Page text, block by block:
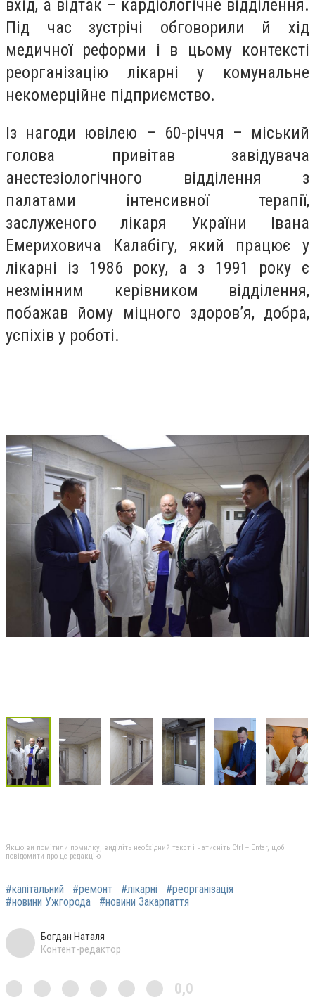
вхід, а відтак – кардіологічне відділення.
Під час зустрічі обговорили й хід
медичної реформи і в цьому контексті
реорганізацію лікарні у комунальне
некомерційне підприємство.
Із нагоди ювілею – 60-річчя – міський
голова привітав завідувача
анестезіологічного відділення з
палатами інтенсивної терапії,
заслуженого лікаря України Івана
Емериховича Калабігу, який працює у
лікарні із 1986 року, а з 1991 року є
незмінним керівником відділення,
побажав йому міцного здоров’я, добра,
успіхів у роботі.
Якщо ви помітили помилку, виділіть необхідний текст і натисніть Ctrl + Enter, щоб
повідомити про це редакцію
#капітальний #ремонт #лікарні
#реорганізація
#новини Ужгорода
#новини Закарпаття
Богдан Наталя
Контент-редактор
0,0